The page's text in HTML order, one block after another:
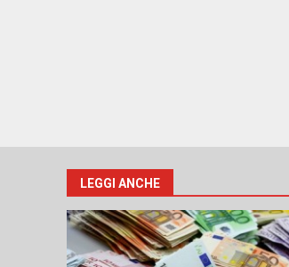
LEGGI ANCHE